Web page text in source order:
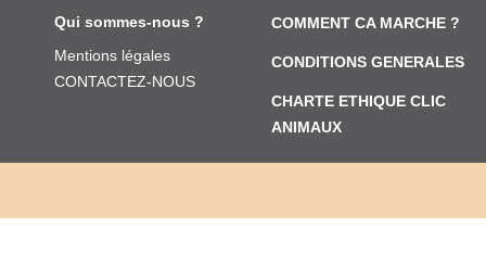
Qui sommes-nous ?
Mentions légales
CONTACTEZ-NOUS
COMMENT CA MARCHE ?
CONDITIONS GENERALES
CHARTE ETHIQUE CLIC
ANIMAUX